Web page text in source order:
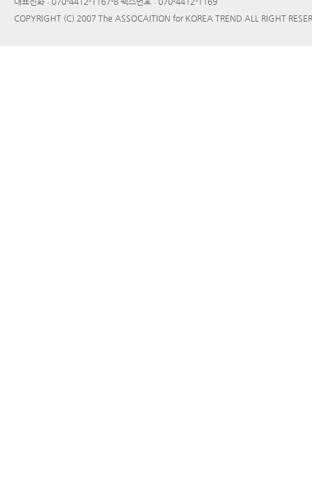
COPYRIGHT (C) 2007 The ASSOCAITION for KOREA TREND ALL RIGHT